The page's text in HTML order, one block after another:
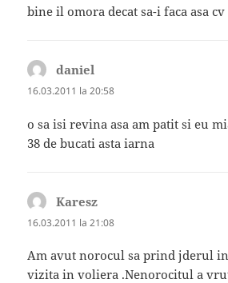
bine il omora decat sa-i faca asa
daniel
16.03.2011 la 20:58
o sa isi revina asa am patit si eu
38 de bucati asta iarna
Karesz
16.03.2011 la 21:08
Am avut norocul sa prind jderul
vizita in voliera .Nenorocitul a